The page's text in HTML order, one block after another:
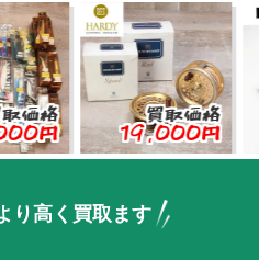
買取価格
19,000円
り高く買取ます